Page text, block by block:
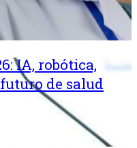
IA, robótica,
de salud